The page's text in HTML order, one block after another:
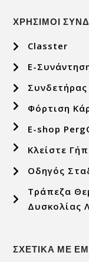
ΧΡΗΣΙΜΟΙ
Classter
E-
Συνδετήρας
Φόρτιση
E-shop
Κλείστε
Οδηγός
Τράπεζα
Δυσκολίας
ΣΧΕΤΙΚΑ ΜΕ